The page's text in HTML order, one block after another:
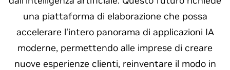
una piattaforma di elaborazione che possa
accelerare l'intero panorama di applicazioni IA
moderne, permettendo alle imprese di creare
nuove esperienze clienti, reinventare il modo in